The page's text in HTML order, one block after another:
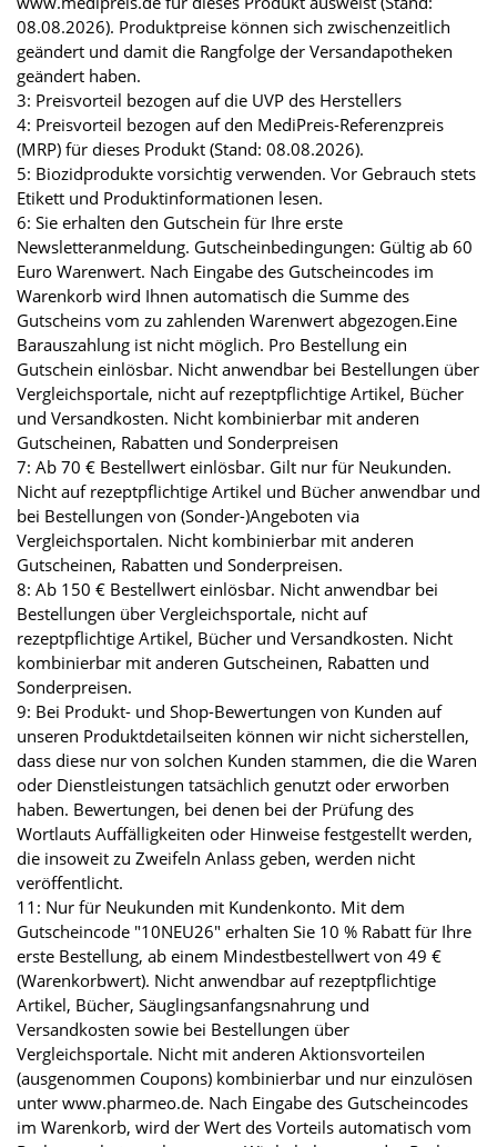
08.08.2026). Produktpreise können sich zwischenzeitlich
geändert und damit die Rangfolge der Versandapotheken
geändert haben.
3: Preisvorteil bezogen auf die UVP des Herstellers
4: Preisvorteil bezogen auf den MediPreis-Referenzpreis
(MRP) für dieses Produkt (Stand: 08.08.2026).
5: Biozidprodukte vorsichtig verwenden. Vor Gebrauch stets
Etikett und Produktinformationen lesen.
6: Sie erhalten den Gutschein für Ihre erste
Newsletteranmeldung. Gutscheinbedingungen: Gültig ab 60
Euro Warenwert. Nach Eingabe des Gutscheincodes im
Warenkorb wird Ihnen automatisch die Summe des
Gutscheins vom zu zahlenden Warenwert abgezogen.Eine
Barauszahlung ist nicht möglich. Pro Bestellung ein
Gutschein einlösbar. Nicht anwendbar bei Bestellungen über
Vergleichsportale, nicht auf rezeptpflichtige Artikel, Bücher
und Versandkosten. Nicht kombinierbar mit anderen
Gutscheinen, Rabatten und Sonderpreisen
7: Ab 70 € Bestellwert einlösbar. Gilt nur für Neukunden.
Nicht auf rezeptpflichtige Artikel und Bücher anwendbar und
bei Bestellungen von (Sonder-)Angeboten via
Vergleichsportalen. Nicht kombinierbar mit anderen
Gutscheinen, Rabatten und Sonderpreisen.
8: Ab 150 € Bestellwert einlösbar. Nicht anwendbar bei
Bestellungen über Vergleichsportale, nicht auf
rezeptpflichtige Artikel, Bücher und Versandkosten. Nicht
kombinierbar mit anderen Gutscheinen, Rabatten und
Sonderpreisen.
9: Bei Produkt- und Shop-Bewertungen von Kunden auf
unseren Produktdetailseiten können wir nicht sicherstellen,
dass diese nur von solchen Kunden stammen, die die Waren
oder Dienstleistungen tatsächlich genutzt oder erworben
haben. Bewertungen, bei denen bei der Prüfung des
Wortlauts Auffälligkeiten oder Hinweise festgestellt werden,
die insoweit zu Zweifeln Anlass geben, werden nicht
veröffentlicht.
11: Nur für Neukunden mit Kundenkonto. Mit dem
Gutscheincode "10NEU26" erhalten Sie 10 % Rabatt für Ihre
erste Bestellung, ab einem Mindestbestellwert von 49 €
(Warenkorbwert). Nicht anwendbar auf rezeptpflichtige
Artikel, Bücher, Säuglingsanfangsnahrung und
Versandkosten sowie bei Bestellungen über
Vergleichsportale. Nicht mit anderen Aktionsvorteilen
(ausgenommen Coupons) kombinierbar und nur einzulösen
unter www.pharmeo.de. Nach Eingabe des Gutscheincodes
im Warenkorb, wird der Wert des Vorteils automatisch vom